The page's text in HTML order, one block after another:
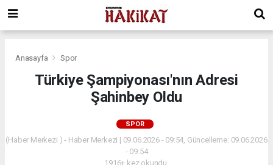
Anasayfa Spor
Türkiye Şampiyonası'nın Adresi
Şahinbey Oldu
SPOR
(Haber Merkezi ) - Haber Merkezi | 09.06.2026 - 09:54, Güncelleme: 09.06.2026
- 09:54
1916+ kez okundu.